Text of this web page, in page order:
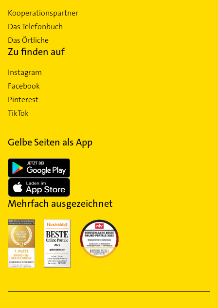
Kooperationspartner
Das Telefonbuch
Das Örtliche
Zu finden auf
Instagram
Facebook
Pinterest
TikTok
Gelbe Seiten als App
Mehrfach ausgezeichnet